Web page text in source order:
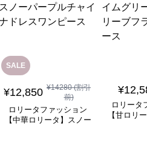
SALE
¥12,850 ¥14280(割引
前)
ロリータファッション
【中華ロリータ】スノー
¥
ロリータ
【甘ロリ